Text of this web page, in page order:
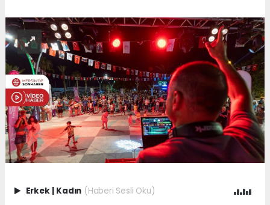
Erkek Kadın (Haberi Sesli Oku)